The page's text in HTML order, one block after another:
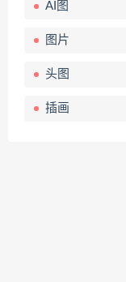
AI图
图片
头图
插画